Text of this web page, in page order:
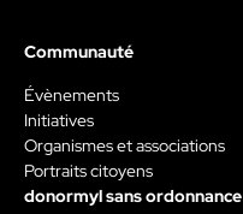
Communauté
Évènements
Initiatives
Organismes et associations
Portraits citoyens
donormyl sans ordonnance